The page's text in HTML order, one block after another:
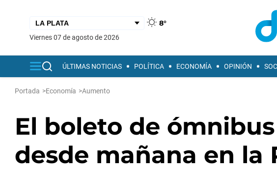
8°
viernes 07 de agosto de 2026
ÚLTIMAS NOTICIAS POLÍTICA ECONOMÍA OPINIÓN
Portada >Economía >Aumento
El boleto de
desde mañana en la